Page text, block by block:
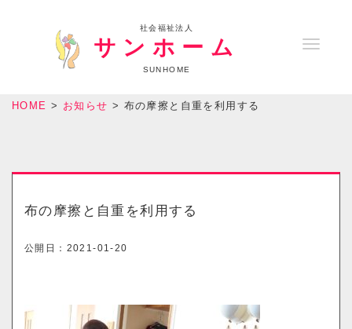
T
社会福祉法人
サンホーム
SUNHOME
HOME > お知らせ > 布の摩擦と自重を利用する
布の摩擦と自重を利用する
公開日： 2021-01-20